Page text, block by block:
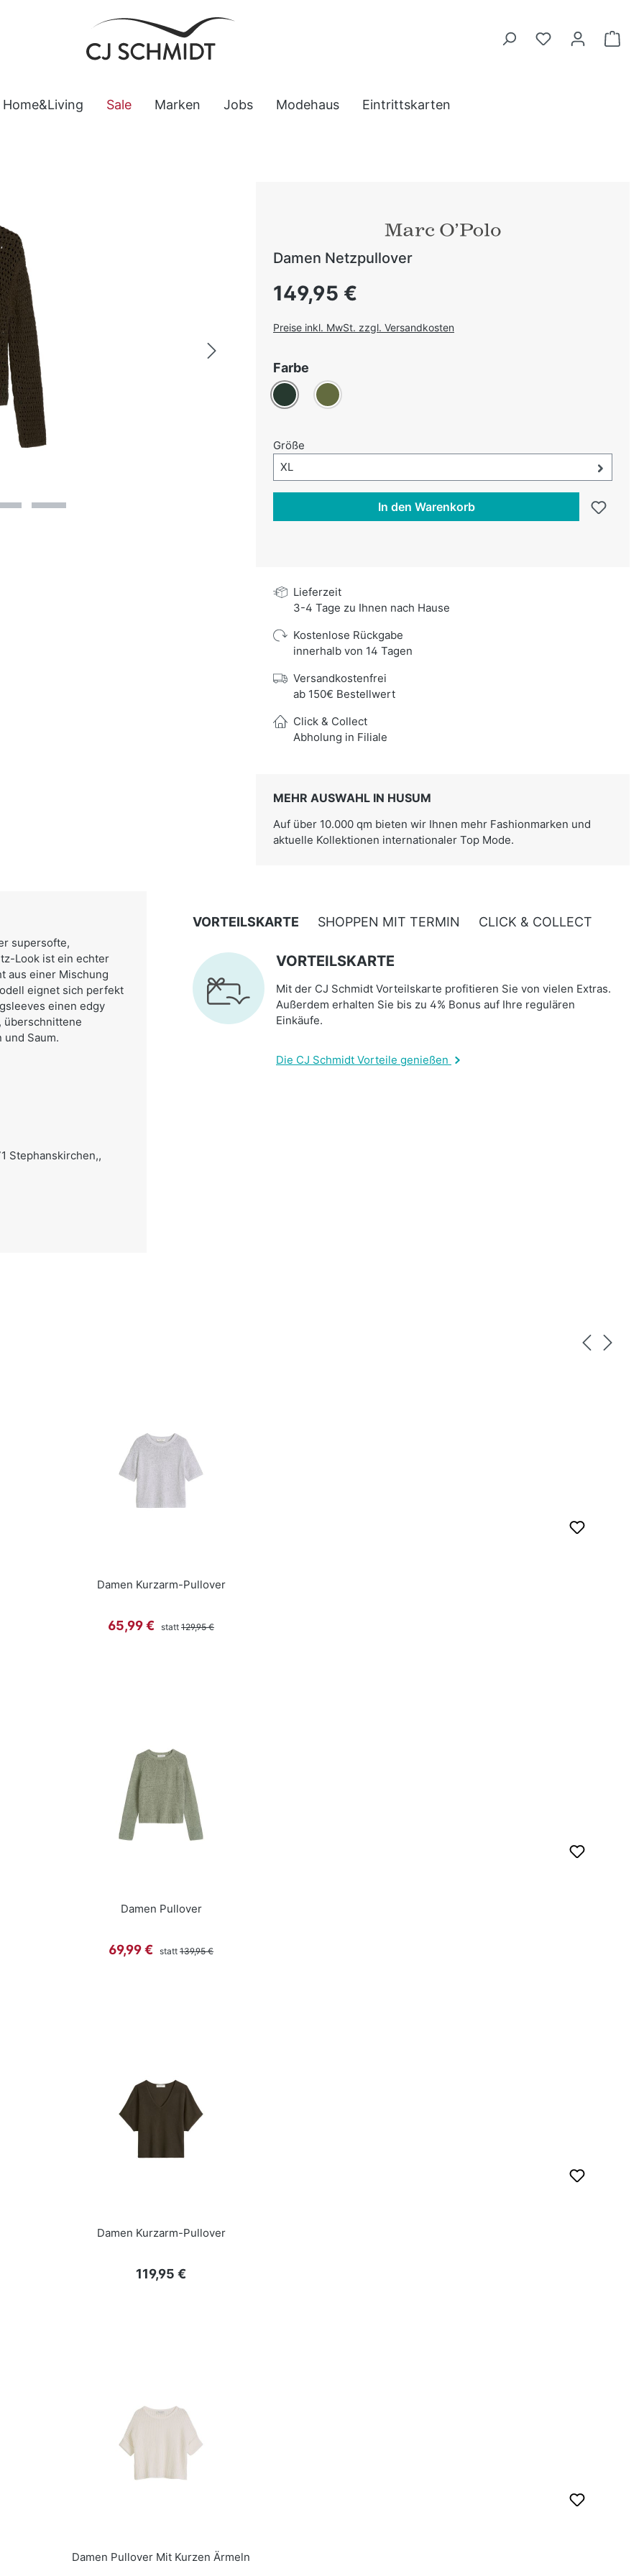
Home&Living Sale Marken Jobs Modehaus Eintrittskarten
Damen Netzpullover
Regulärer Preis:
149,95 €
Preise inkl. MwSt. zzgl. Versandkosten
Farbe
Dunkelgrün
Oliv
Größe
Größe-Auswahl öffnen, aktuell ausgewählt:
XL
In den Warenkorb
Lieferzeit
3-4 Tage zu Ihnen nach Hause
Kostenlose Rückgabe
innerhalb von 14 Tagen
Versandkostenfrei
ab 150€ Bestellwert
Click & Collect
Abholung in Filiale
MEHR AUSWAHL IN HUSUM
Auf über 10.000 qm bieten wir Ihnen mehr Fashionmarken und
aktuelle Kollektionen internationaler Top Mode.
supersofte,
Look ist ein echter
aus einer Mischung
eignet sich perfekt
einen edgy
überschnittene
Saum.
Stephanskirchen,,
VORTEILSKARTE SHOPPEN MIT TERMIN CLICK & COLLECT
VORTEILSKARTE
Mit der CJ Schmidt Vorteilskarte profitieren Sie von vielen Extras.
Außerdem erhalten Sie bis zu 4% Bonus auf Ihre regulären
Einkäufe.
Die CJ Schmidt Vorteile genießen
Damen Kurzarm-Pullover
Verkaufspreis:
65,99 € statt Regulärer Preis:
129,95 €
Damen Pullover
Verkaufspreis:
69,99 € statt Regulärer Preis:
139,95 €
Damen Kurzarm-Pullover
Regulärer Preis:
119,95 €
Damen Pullover Mit Kurzen Ärmeln